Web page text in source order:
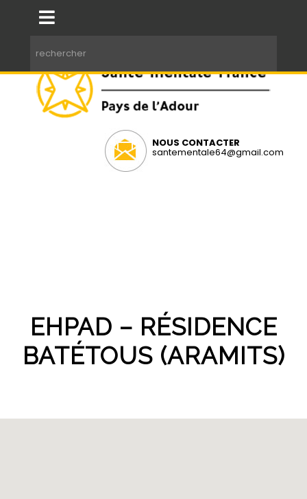
NOUS CONTACTER
santementale64@gmail.com
EHPAD – RÉSIDENCE
BATÉTOUS (ARAMITS)